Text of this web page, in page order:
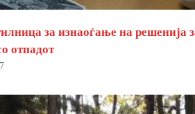
за изнаоѓање на решенија
отпадот